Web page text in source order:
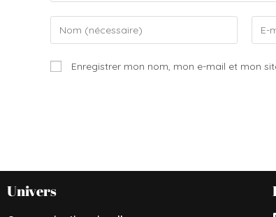
Enregistrer mon nom, mon e-mail et mon
Univers